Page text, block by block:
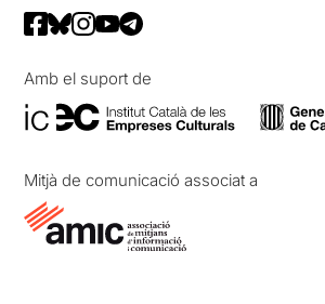
Amb el suport de
Mitjà de comunicació associat a